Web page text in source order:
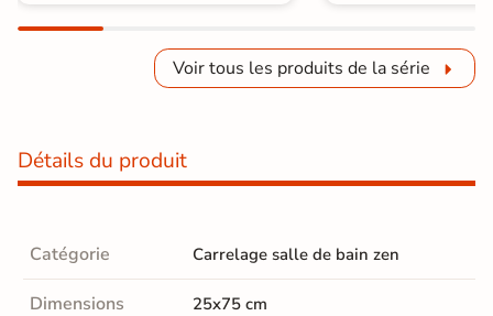
Voir tous les produits de la série
Détails du produit
Catégorie Carrelage salle de bain zen
Dimensions 25x75 cm